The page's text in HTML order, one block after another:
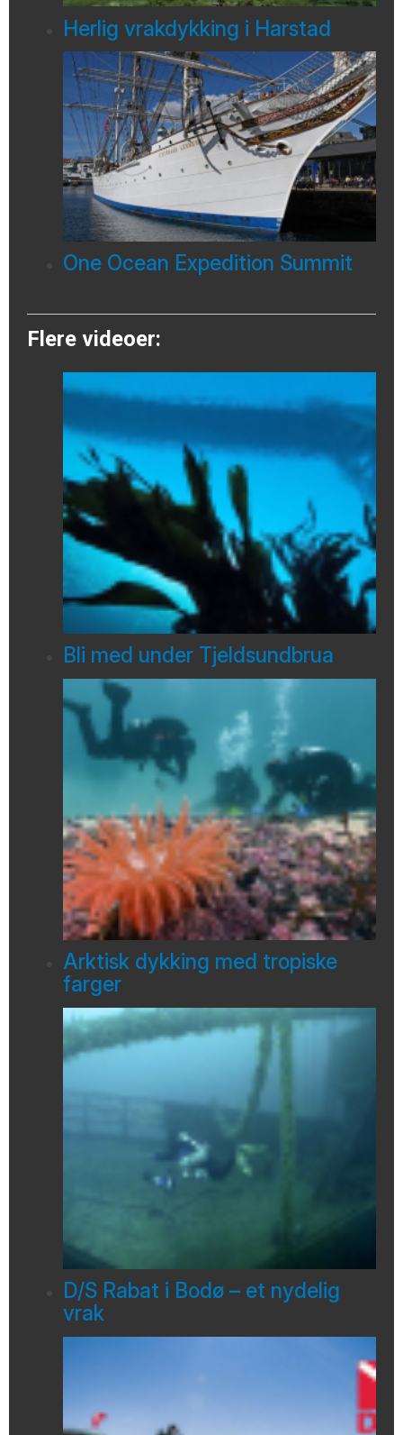
Herlig vrakdykking i Harstad
One Ocean Expedition Summit
Flere videoer:
Bli med under Tjeldsundbrua
Arktisk dykking med tropiske
farger
D/S Rabat i Bodø – et nydelig
vrak